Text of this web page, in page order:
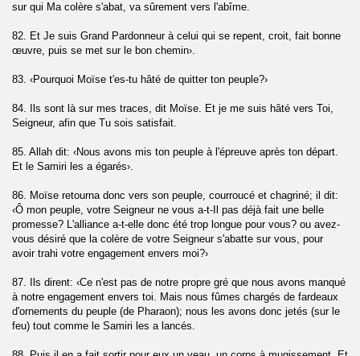
sur qui Ma colère s'abat, va sûrement vers l'abîme.
82. Et Je suis Grand Pardonneur à celui qui se repent, croit, fait bonne
œuvre, puis se met sur le bon chemin›.
83. ‹Pourquoi Moïse t'es-tu hâté de quitter ton peuple?›
84. Ils sont là sur mes traces, dit Moïse. Et je me suis hâté vers Toi,
Seigneur, afin que Tu sois satisfait.
85. Allah dit: ‹Nous avons mis ton peuple à l'épreuve après ton départ.
Et le Samiri les a égarés›.
86. Moïse retourna donc vers son peuple, courroucé et chagriné; il dit:
‹Ô mon peuple, votre Seigneur ne vous a-t-Il pas déjà fait une belle
promesse? L'alliance a-t-elle donc été trop longue pour vous? ou avez-
vous désiré que la colère de votre Seigneur s'abatte sur vous, pour
avoir trahi votre engagement envers moi?›
87. Ils dirent: ‹Ce n'est pas de notre propre gré que nous avons manqué
à notre engagement envers toi. Mais nous fûmes chargés de fardeaux
d'ornements du peuple (de Pharaon); nous les avons donc jetés (sur le
feu) tout comme le Samiri les a lancés.
(At-Takatur)